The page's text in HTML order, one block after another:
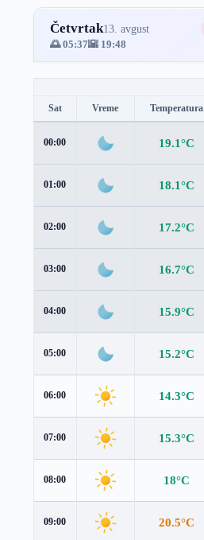
Četvrtak13. avgust
🌅 05:37🌇 19:48
Sat Vreme Temperatura
00:00 19.1°C
01:00 18.1°C
02:00 17.2°C
03:00 16.7°C
04:00 15.9°C
05:00 15.2°C
06:00 14.3°C
07:00 15.3°C
08:00 18°C
09:00 20.5°C